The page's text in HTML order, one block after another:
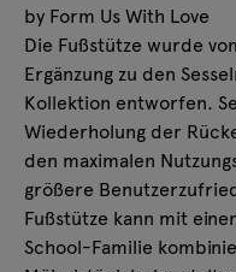
by Form Us With Love
Die Fußstütze wurde
Ergänzung zu den
Kollektion entworfen.
Wiederholung der
den maximalen
größere
Fußstütze kann mit
School-Familie